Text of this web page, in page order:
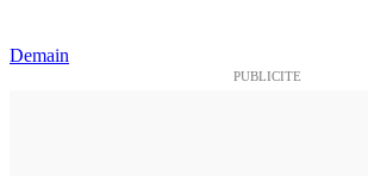
Demain